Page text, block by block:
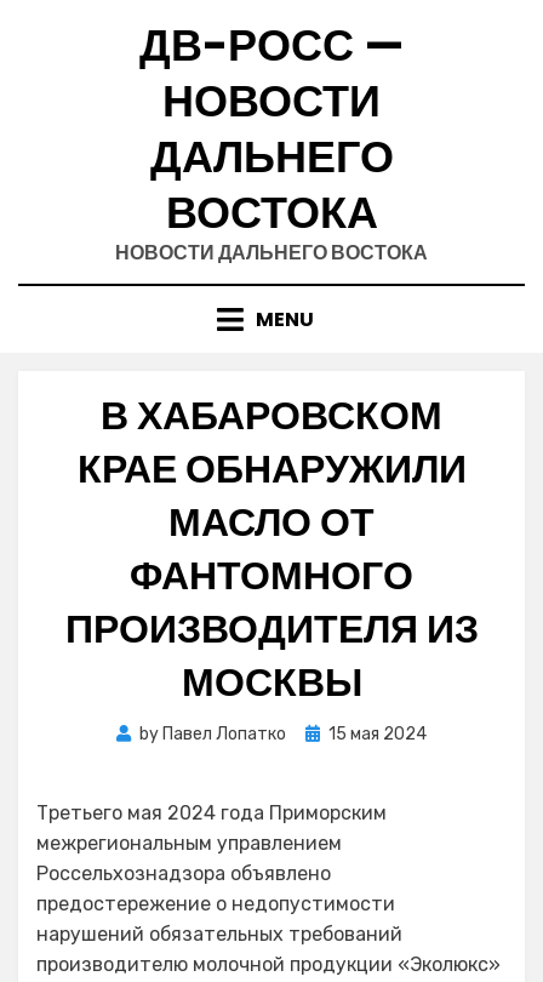
ДВ-РОСС —
НОВОСТИ
ДАЛЬНЕГО
ВОСТОКА
НОВОСТИ ДАЛЬНЕГО ВОСТОКА
MENU
В ХАБАРОВСКОМ
КРАЕ ОБНАРУЖИЛИ
МАСЛО ОТ
ФАНТОМНОГО
ПРОИЗВОДИТЕЛЯ ИЗ
МОСКВЫ
by Павел Лопатко
Posted
15 мая 2024
Третьего мая 2024 года Приморским
межрегиональным управлением
Россельхознадзора объявлено
предостережение о недопустимости
нарушений обязательных требований
производителю молочной продукции «Эколюкс»